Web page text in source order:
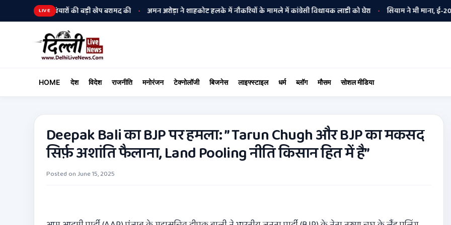
LIVE
ने हथियारों की बड़ी खेप बरामद की • अमन अरोड़ा ने शाहकोट हलके में नौकरियों के मामले में कांग्रेसी विधायक लाडी को घेरा • सियाम ने भी माना, ई-20 में
HOME देश विदेश राजनीति मनोरंजन टेक्नोलॉजी बिजनेस लाइफ्स्टाइल धर्म ब्लॉग मौसम सोशल मीडिया
Deepak Bali का BJP पर हमला: ” Tarun Chugh और BJP का मकसद
सिर्फ़ अशांति फैलाना, Land Pooling नीति किसान हित में है”
Posted onJune 15, 2025